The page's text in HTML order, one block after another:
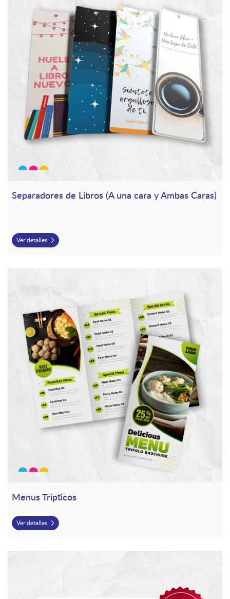
Separadores de Libros (A una cara y Ambas Caras)
Ver detalles
Menus Tripticos
Ver detalles
Ver detalles Menus Tripticos
Ver detalles Porta Diplomas o Certificados